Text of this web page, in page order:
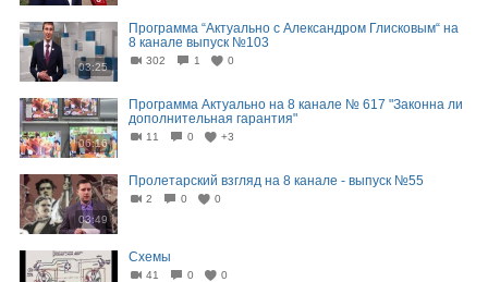
03:25
Программа “Актуально с Александром Глисковым“ на
8 канале выпуск №103
302 1 0
06:16
Программа Актуально на 8 канале № 617 "Законна ли
дополнительная гарантия"
11 0 +3
03:49
Пролетарский взгляд на 8 канале - выпуск №55
2 0 0
Схемы
41 0 0